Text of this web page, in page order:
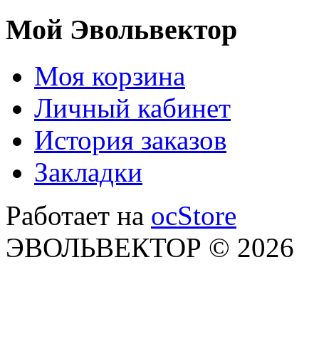
Мой Эвольвектор
Моя корзина
Личный кабинет
История заказов
Закладки
Работает на ocStore
ЭВОЛЬВЕКТОР © 2026